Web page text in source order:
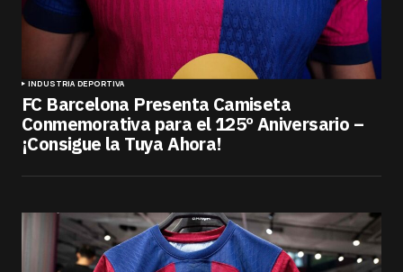
INDUSTRIA DEPORTIVA
FC Barcelona Presenta Camiseta
Conmemorativa para el 125º Aniversario –
¡Consigue la Tuya Ahora!